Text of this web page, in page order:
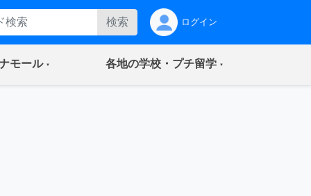
検索 ログイン
モール(current) 各地の学校・プチ留学(current)